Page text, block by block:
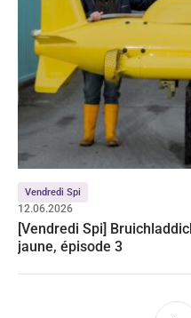
Vendredi Spi
12.06.2026
[Vendredi Spi]
jaune, épisode 3